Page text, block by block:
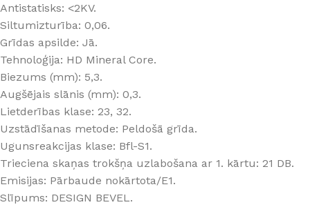
Antistatisks: <2KV.
Siltumizturība: 0,06.
Grīdas apsilde: Jā.
Tehnoloģija: HD Mineral Core.
Biezums (mm): 5,3.
Augšējais slānis (mm): 0,3.
Lietderības klase: 23, 32.
Uzstādīšanas metode: Peldošā grīda.
Ugunsreakcijas klase: Bfl-S1.
Trieciena skaņas trokšņa uzlabošana ar 1. kārtu: 21 DB.
Emisijas: Pārbaude nokārtota/E1.
Slīpums: DESIGN BEVEL.